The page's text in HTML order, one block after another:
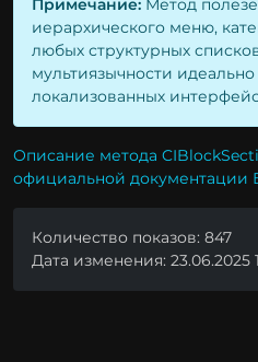
Примечание: Метод
иерархического меню,
любых структурных
мультиязычности
локализованных
Описание метода
официальной документации
Количество показов: 847
Дата изменения: 23.06.2025